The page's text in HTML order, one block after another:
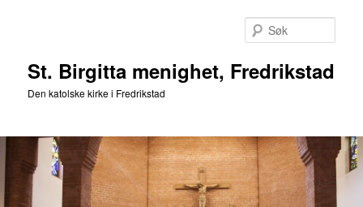
St. Birgitta menighet, Fredrikstad
Den katolske kirke i Fredrikstad